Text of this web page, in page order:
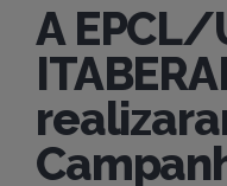
A EPCL/